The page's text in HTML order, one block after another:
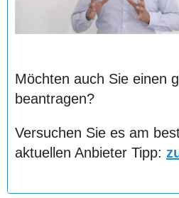
Möchten auch Sie einen
beantragen?
Versuchen Sie es am
aktuellen Anbieter Tipp: